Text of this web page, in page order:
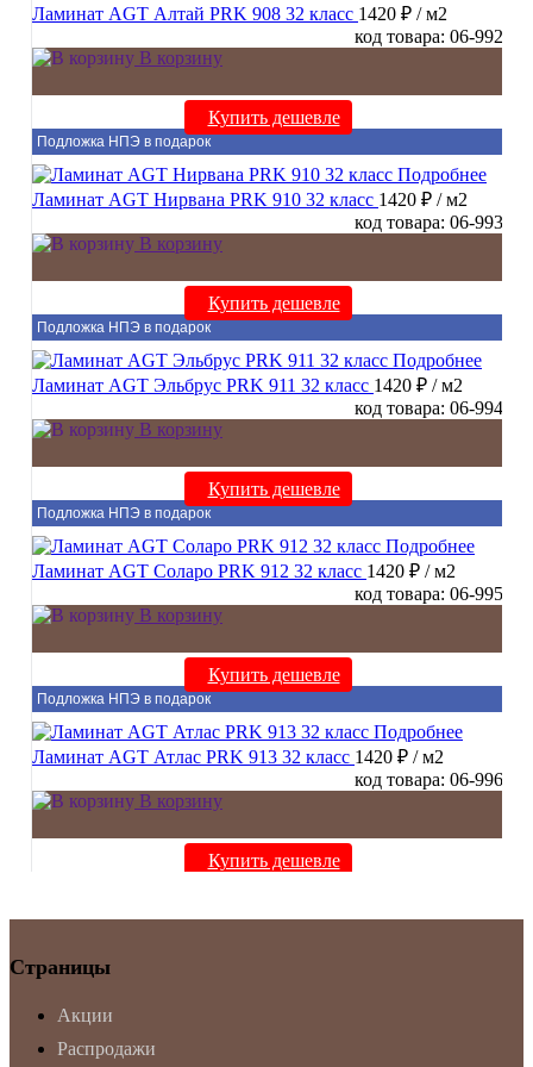
Ламинат AGT Алтай PRK 908 32 класс 1420 ₽ / м2
код товара: 06-992
В корзину
Купить дешевле
Подложка НПЭ в подарок
Подробнее
Ламинат AGT Нирвана PRK 910 32 класс 1420 ₽ / м2
код товара: 06-993
В корзину
Купить дешевле
Подложка НПЭ в подарок
Подробнее
Ламинат AGT Эльбрус PRK 911 32 класс 1420 ₽ / м2
код товара: 06-994
В корзину
Купить дешевле
Подложка НПЭ в подарок
Подробнее
Ламинат AGT Соларо PRK 912 32 класс 1420 ₽ / м2
код товара: 06-995
В корзину
Купить дешевле
Подложка НПЭ в подарок
Подробнее
Ламинат AGT Атлас PRK 913 32 класс 1420 ₽ / м2
код товара: 06-996
В корзину
Купить дешевле
Страницы
Акции
Распродажи